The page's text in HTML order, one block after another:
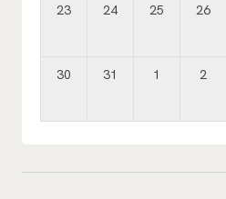
23 24 25 26
30 31 1 2